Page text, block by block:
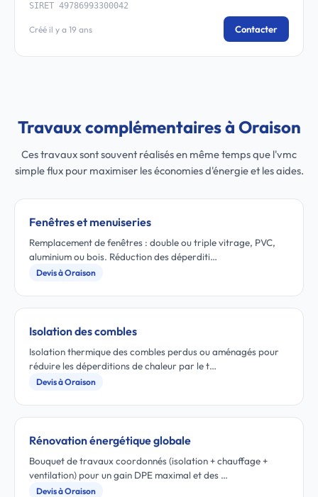
SIRET 49786993300042
Créé il y a 19 ans Contacter
Travaux complémentaires à Oraison
Ces travaux sont souvent réalisés en même temps que l'vmc
simple flux pour maximiser les économies d'énergie et les aides.
Fenêtres et menuiseries
Remplacement de fenêtres : double ou triple vitrage, PVC,
aluminium ou bois. Réduction des déperditi…
Devis à Oraison
Isolation des combles
Isolation thermique des combles perdus ou aménagés pour
réduire les déperditions de chaleur par le t…
Devis à Oraison
Rénovation énergétique globale
Bouquet de travaux coordonnés (isolation + chauffage +
ventilation) pour un gain DPE maximal et des …
Devis à Oraison